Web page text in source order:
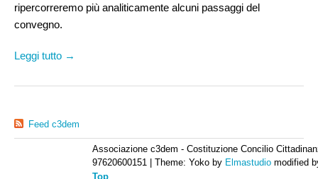
ripercorreremo più analiticamente alcuni passaggi del
convegno.
Leggi tutto →
Feed c3dem
Associazione c3dem - Costituzione Concilio
97620600151
Theme: Yoko by Elmastudio modified
Top